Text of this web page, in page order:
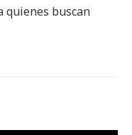
quienes buscan